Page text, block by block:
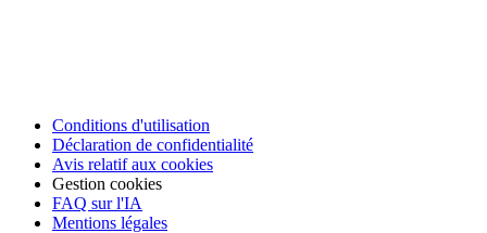
Conditions d'utilisation
Déclaration de confidentialité
Avis relatif aux cookies
Gestion cookies
FAQ sur l'IA
Mentions légales